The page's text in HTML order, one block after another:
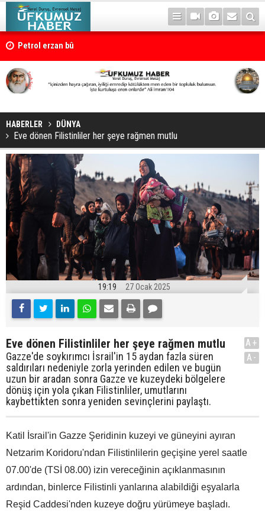
Petrol erzan bû
HABERLER DÜNYA
Eve dönen Filistinliler her şeye rağmen mutlu
19:19 27 Ocak 2025
Eve dönen Filistinliler her şeye rağmen mutlu
Gazze'de soykırımcı İsrail'in 15 aydan fazla süren
saldırıları nedeniyle zorla yerinden edilen ve bugün
uzun bir aradan sonra Gazze ve kuzeydeki bölgelere
dönüş için yola çıkan Filistinliler, umutlarını
kaybettikten sonra yeniden sevinçlerini paylaştı.
A+
A-
Katil İsrail'in Gazze Şeridinin kuzeyi ve güneyini ayıran
Netzarim Koridoru'ndan Filistinlilerin geçişine yerel saatle
07.00'de (TSİ 08.00) izin vereceğinin açıklanmasının
ardından, binlerce Filistinli yanlarına alabildiği eşyalarla
Reşid Caddesi'nden kuzeye doğru yürümeye başladı.